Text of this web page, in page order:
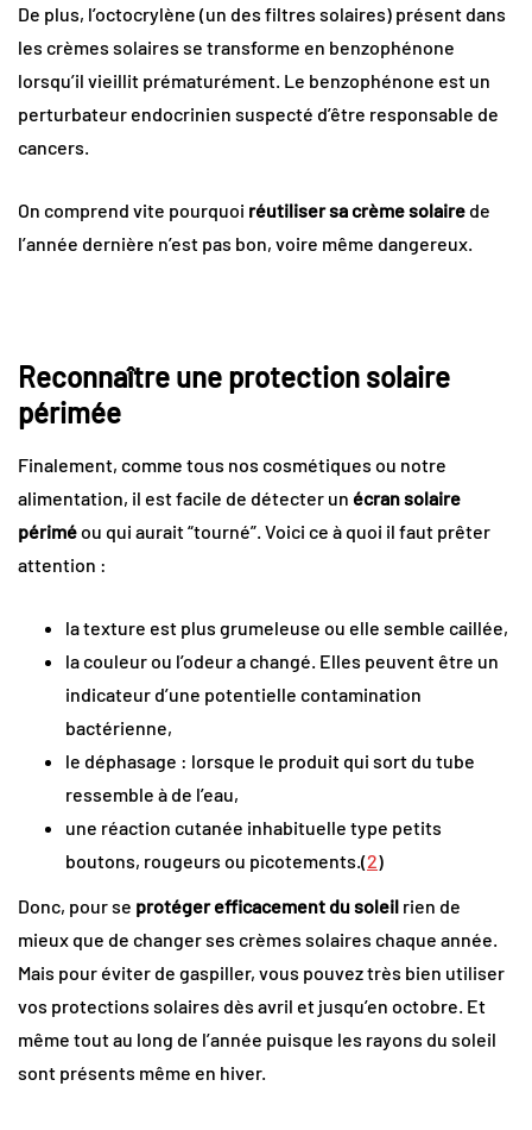
De plus, l’octocrylène (un des filtres solaires) présent dans
les crèmes solaires se transforme en benzophénone
lorsqu’il vieillit prématurément. Le benzophénone est un
perturbateur endocrinien suspecté d’être responsable de
cancers.
On comprend vite pourquoi réutiliser sa crème solaire de
l’année dernière n’est pas bon, voire même dangereux.
Reconnaître une protection solaire
périmée
Finalement, comme tous nos cosmétiques ou notre
alimentation, il est facile de détecter un écran solaire
périméou qui aurait “tourné”. Voici ce à quoi il faut prêter
attention :
la texture est plus grumeleuse ou elle semble caillée,
la couleur ou l’odeur a changé. Elles peuvent être un
indicateur d’une potentielle contamination
bactérienne,
le déphasage : lorsque le produit qui sort du tube
ressemble à de l’eau,
une réaction cutanée inhabituelle type petits
boutons, rougeurs ou picotements.(2)
Donc, pour se protéger efficacement du soleil rien de
mieux que de changer ses crèmes solaires chaque année.
Mais pour éviter de gaspiller, vous pouvez très bien utiliser
vos protections solaires dès avril et jusqu’en octobre. Et
même tout au long de l’année puisque les rayons du soleil
sont présents même en hiver.